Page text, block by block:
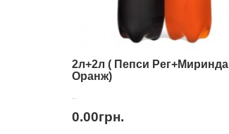
2л+2л ( Пепси Рег+Миринда
Оранж)
0.00грн.